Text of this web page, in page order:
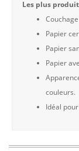
Les plus
Papier
Papier
Papier
couleurs.
Idéal